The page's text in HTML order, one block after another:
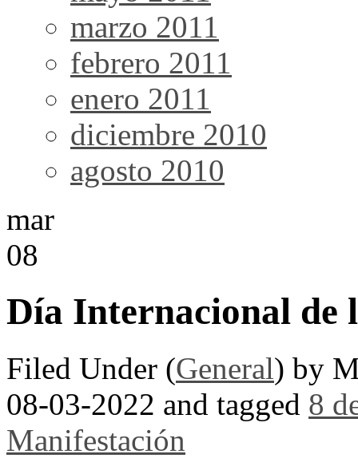
marzo 2011
febrero 2011
enero 2011
diciembre 2010
agosto 2010
mar
08
Día Internacional de
Filed Under (General) by
08-03-2022 and tagged 8
Manifestación